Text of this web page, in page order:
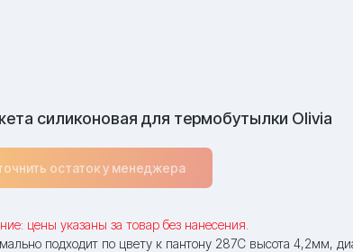
силиконовая для термобутылки Olivia
остаток у менеджера
цены указаны за товар без нанесения.
подходит по цвету к пантону 287C высота 4,2мм,